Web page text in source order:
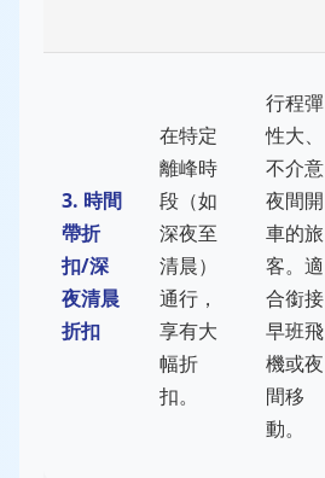
3. 時間
帶折
扣/深
夜清晨
折扣
在特定
離峰時
段（如
深夜至
清晨）
通行，
享有大
幅折
扣。
行程彈
性大、
不介意
夜間開
車的旅
客。適
合銜接
早班飛
機或夜
間移
動。